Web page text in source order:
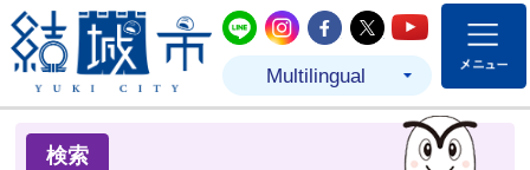
結城市公式LINE
結城市公式Instagram
結城市公式
結城市公式
結城市
Multilingual
検索